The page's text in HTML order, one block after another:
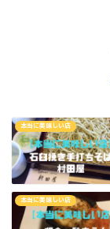
本当に美味しい店
本当に美味しい店